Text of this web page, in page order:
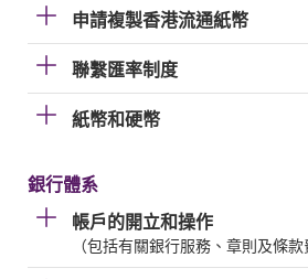
申請複製香港流通紙幣
聯繫匯率制度
紙幣和硬幣
銀行體系
帳戶的開立和操作
（包括有關銀行服務、章則及條款